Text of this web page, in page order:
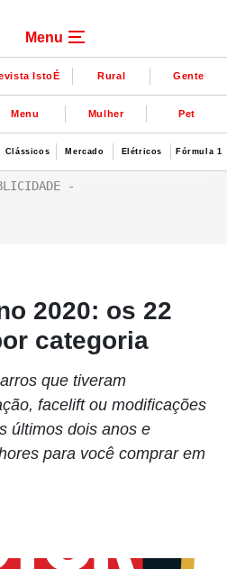
Menu
IstoÉ Rural Gente
Menu Mulher Pet
Clássicos Mercado Elétricos Fórmula 1
2020: os 22
categoria
que tiveram
facelift ou modificações
últimos dois anos e
para você comprar em